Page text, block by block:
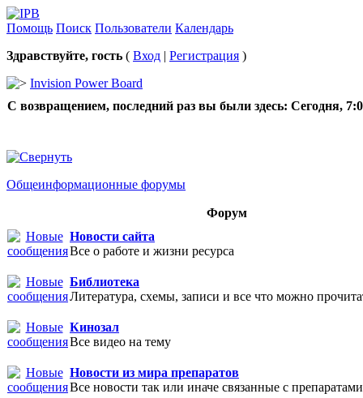
Помощь Поиск Пользователи Календарь
Здравствуйте, гость ( Вход | Регистрация )
Invision Power Board
С возвращением, последний раз вы были здесь: Сегодня,
Общеинформационные форумы
Форум
Новости сайта
Все о работе и жизни ресурса
Библиотека
Литература, схемы, записи и все что можно
Кинозал
Все видео на тему
Новости из мира препаратов
Все новости так или иначе связанные с препаратами